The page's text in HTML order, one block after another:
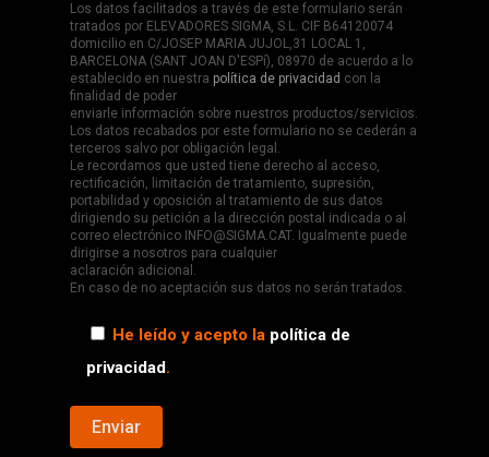
Los datos facilitados a través de este formulario serán
tratados por ELEVADORES SIGMA, S.L. CIF B64120074
domicilio en C/JOSEP MARIA JUJOL,31 LOCAL 1,
BARCELONA (SANT JOAN D'ESPí), 08970 de acuerdo a lo
establecido en nuestra política de privacidad con la
finalidad de poder
enviarle información sobre nuestros productos/servicios.
Los datos recabados por este formulario no se cederán a
terceros salvo por obligación legal.
Le recordamos que usted tiene derecho al acceso,
rectificación, limitación de tratamiento, supresión,
portabilidad y oposición al tratamiento de sus datos
dirigiendo su petición a la dirección postal indicada o al
correo electrónico INFO@SIGMA.CAT. Igualmente puede
dirigirse a nosotros para cualquier
aclaración adicional.
En caso de no aceptación sus datos no serán tratados.
He leído y acepto la política de
privacidad.